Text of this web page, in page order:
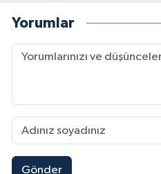
Yorumlar
Gönder